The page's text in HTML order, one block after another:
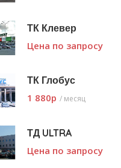
ТК Клевер
Цена по запросу
ТК Глобус
1 880p / месяц
ТД ULTRA
Цена по запросу